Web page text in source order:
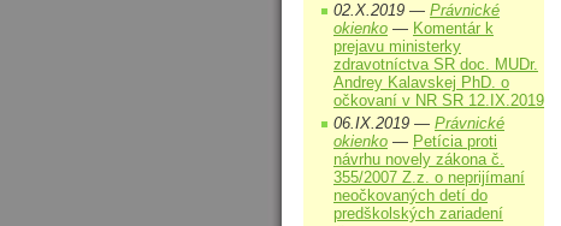
02.X.2019 — Právnické
okienko — Komentár k
prejavu ministerky
zdravotníctva SR doc. MUDr.
Andrey Kalavskej PhD. o
očkovaní v NR SR 12.IX.2019
06.IX.2019 — Právnické
okienko — Petícia proti
návrhu novely zákona č.
355/2007 Z.z. o neprijímaní
neočkovaných detí do
predškolských zariadení